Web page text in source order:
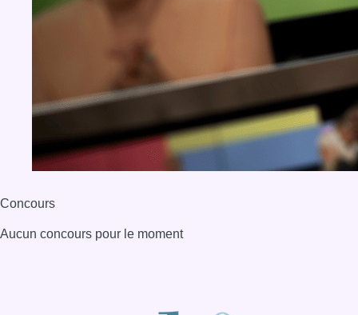
Concours
Aucun concours pour le moment